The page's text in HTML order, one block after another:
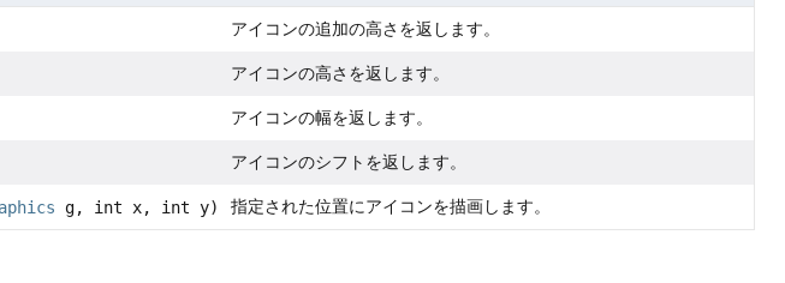
アイコンの追加の高さを返します。
アイコンの高さを返します。
アイコンの幅を返します。
アイコンのシフトを返します。
g, int x, int y) 指定された位置にアイコンを描画します。